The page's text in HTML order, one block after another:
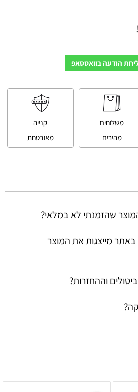
הודעה בוואטסאפ
משלוחים
מהירים
קנייה
מאובטחת
שהזמנתי לא במלאי?
מייצגות את המוצר
וההחזרות?